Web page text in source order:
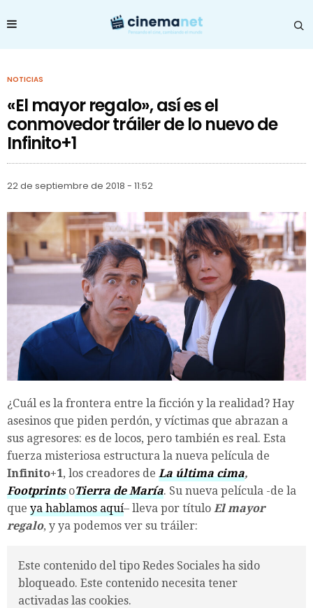
NOTICIAS
«El mayor regalo», así es el
conmovedor tráiler de lo nuevo de
Infinito+1
22 de septiembre de 2018 - 11:52
¿Cuál es la frontera entre la ficción y la realidad? Hay
asesinos que piden perdón, y víctimas que abrazan a
sus agresores: es de locos, pero también es real. Esta
fuerza misteriosa estructura la nueva película de
Infinito+1, los creadores de La última cima,
Footprints oTierra de María. Su nueva película -de la
que ya hablamos aquí– lleva por título El mayor
regalo, y ya podemos ver su tráiler:
Este contenido del tipo Redes Sociales ha sido
bloqueado. Este contenido necesita tener
activadas las cookies.